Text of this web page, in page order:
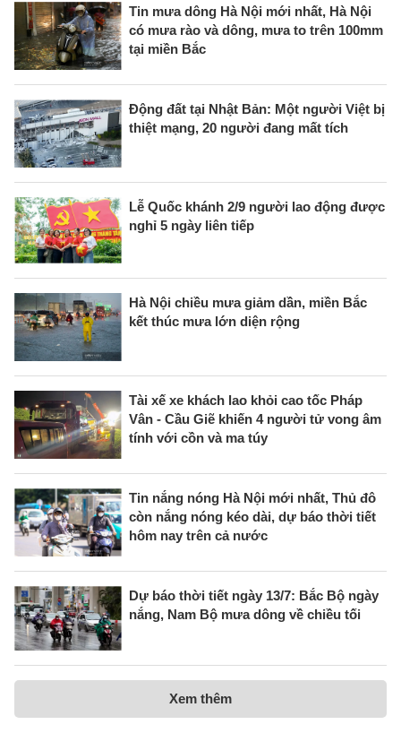
Tin mưa dông Hà Nội mới nhất, Hà Nội
có mưa rào và dông, mưa to trên 100mm
tại miền Bắc
Động đất tại Nhật Bản: Một người Việt bị
thiệt mạng, 20 người đang mất tích
Lễ Quốc khánh 2/9 người lao động được
nghỉ 5 ngày liên tiếp
Hà Nội chiều mưa giảm dần, miền Bắc
kết thúc mưa lớn diện rộng
Tài xế xe khách lao khỏi cao tốc Pháp
Vân - Cầu Giẽ khiến 4 người tử vong âm
tính với cồn và ma túy
Tin nắng nóng Hà Nội mới nhất, Thủ đô
còn nắng nóng kéo dài, dự báo thời tiết
hôm nay trên cả nước
Dự báo thời tiết ngày 13/7: Bắc Bộ ngày
nắng, Nam Bộ mưa dông về chiều tối
Xem thêm